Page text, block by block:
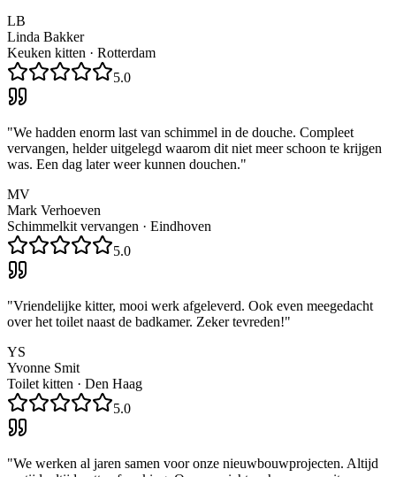
LB
Linda Bakker
Keuken kitten · Rotterdam
5.0
"We hadden enorm last van schimmel in de douche. Compleet
vervangen, helder uitgelegd waarom dit niet meer schoon te krijgen
was. Een dag later weer kunnen douchen."
MV
Mark Verhoeven
Schimmelkit vervangen · Eindhoven
5.0
"Vriendelijke kitter, mooi werk afgeleverd. Ook even meegedacht
over het toilet naast de badkamer. Zeker tevreden!"
YS
Yvonne Smit
Toilet kitten · Den Haag
5.0
"We werken al jaren samen voor onze nieuwbouwprojecten. Altijd